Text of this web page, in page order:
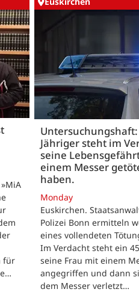
für
Untersuchungshaft:
Jähriger steht im
seine
einem Messer
haben.
Monday
Euskirchen.
Polizei Bonn ermitteln
eines vollendeten
Im Verdacht steht ein
seine Frau mit einem
angegriffen und dann
dem Messer verletzt…